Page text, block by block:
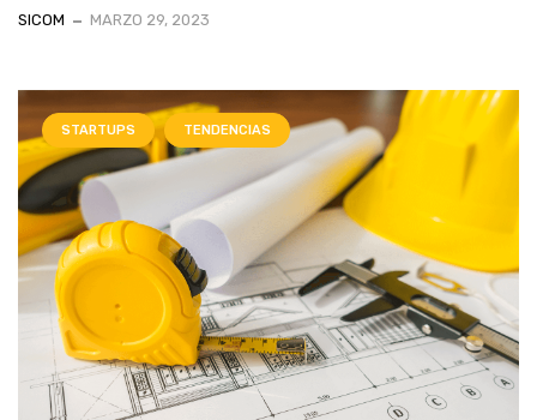
SICOM MARZO 29, 2023
STARTUPS TENDENCIAS